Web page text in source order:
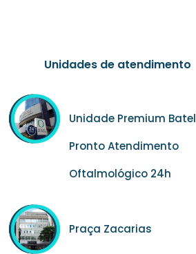
Unidades de atendimento
Unidade Premium Batel
Pronto Atendimento
Oftalmológico 24h
Praça Zacarias